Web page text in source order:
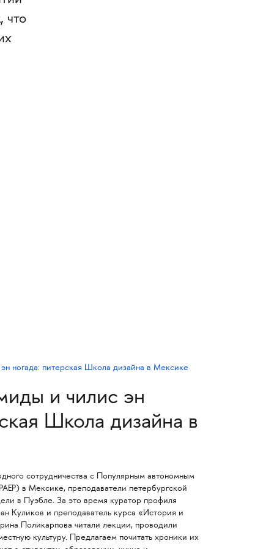
что
и чилис эн
Школа дизайна в
сотрудничества с Популярным автономным
в Мексике, преподаватели петербургской
в Пуэбле. За это время куратор профиля
Куликов и преподаватель курса «История и
Поликарпова читали лекции, проводили
культуру. Предлагаем почитать хроники их